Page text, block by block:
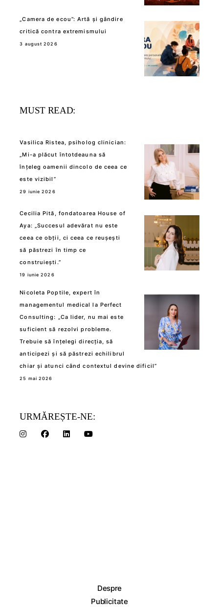
„Camera de ecou”: Artă și gândire
critică contra extremismului
3 august 2026
MUST READ:
Vasilica Ristea, psiholog clinician:
„Mi-a plăcut întotdeauna să
înțeleg oamenii dincolo de ceea ce
este vizibil”
29 iunie 2026
Cecilia Pită, fondatoarea House of
Aya: „Succesul adevărat nu este
ceea ce obții, ci ceea ce reușești
să păstrezi în timp ce
construiești.”
19 iunie 2026
Nicoleta Poptile, expert în
managementul medical la Perfect
Consulting: „Ca lider, nu mai este
suficient să rezolvi probleme.
Trebuie să înțelegi direcția, să
anticipezi și să păstrezi echilibrul
chiar și atunci când contextul devine dificil”
25 mai 2026
URMĂREȘTE-NE:
Despre
Publicitate